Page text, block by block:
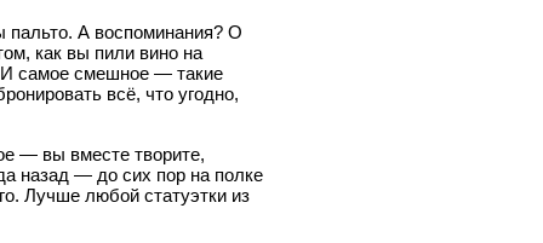
пальто. А воспоминания? О
как вы пили вино на
И самое смешное — такие
всё, что угодно,
— вы вместе творите,
назад — до сих пор на полке
Лучше любой статуэтки из